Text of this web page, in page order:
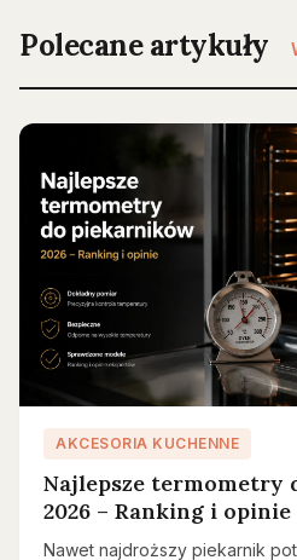
Polecane artykuły
AKCESORIA KUCHENNE
Najlepsze termometry
2026 – Ranking i opinie
Nawet najdroższy piekarnik